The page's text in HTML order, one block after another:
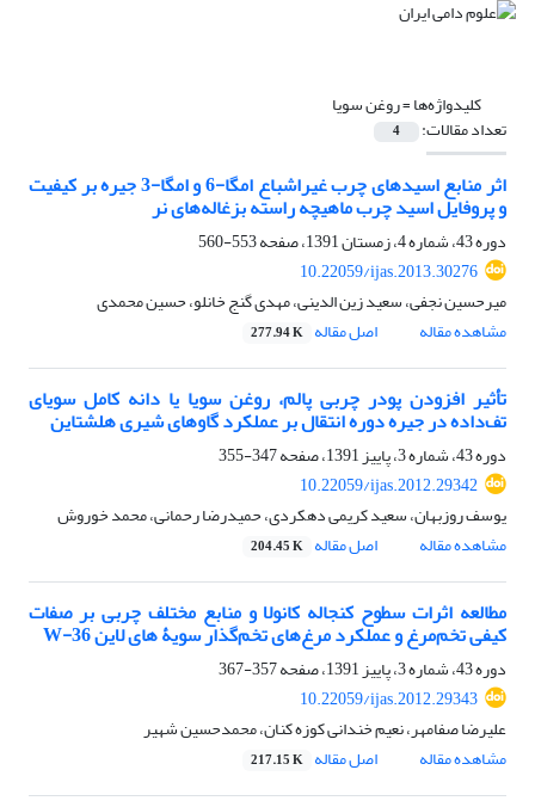
کلیدواژه‌ها =روغن سویا
تعداد مقالات: 4
اثر منابع اسیدهای چرب غیراشباع امگا-6 و امگا-3 جیره بر کیفیت
و پروفایل اسید چرب ماهیچه راسته بزغاله‌های نر
دوره 43، شماره 4، زمستان 1391، صفحه
553-560
10.22059/ijas.2013.30276
میرحسین نجفی، سعید زین الدینی، مهدی گنج خانلو، حسین محمدی
مشاهده مقاله
اصل مقاله 277.94 K
تأثیر افزودن پودر چربی پالم، روغن سویا یا دانه کامل سویای
تف‌داده در جیره دوره انتقال بر عملکرد گاوهای شیری هلشتاین
دوره 43، شماره 3، پاییز 1391، صفحه
347-355
10.22059/ijas.2012.29342
یوسف روزبهان، سعید کریمی دهکردی، حمیدرضا رحمانی، محمد خوروش
مشاهده مقاله
اصل مقاله 204.45 K
مطالعه اثرات سطوح کنجاله کانولا و منابع مختلف چربی بر صفات
کیفی تخم‌مرغ و عملکرد مرغ‌های تخم‌گذار سویۀ های لاین W-36
دوره 43، شماره 3، پاییز 1391، صفحه
357-367
10.22059/ijas.2012.29343
علیرضا صفامهر، نعیم خندانی کوزه کنان، محمدحسین شهیر
مشاهده مقاله
اصل مقاله 217.15 K